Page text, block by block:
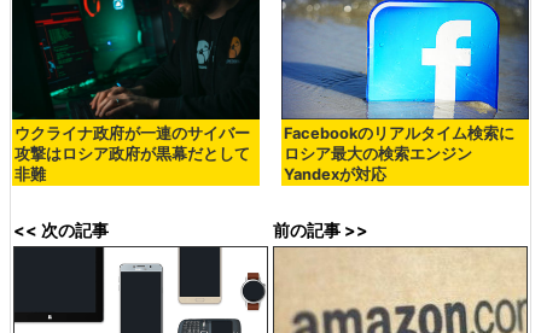
ウクライナ政府が一連のサイバー
攻撃はロシア政府が黒幕だとして
非難
Facebookのリアルタイム検索に
ロシア最大の検索エンジン
Yandexが対応
<< 次の記事 前の記事 >>